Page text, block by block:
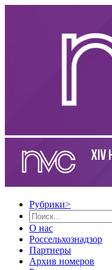
Рубрики>
О нас
Россельхознадзор
Партнеры
Архив номеров